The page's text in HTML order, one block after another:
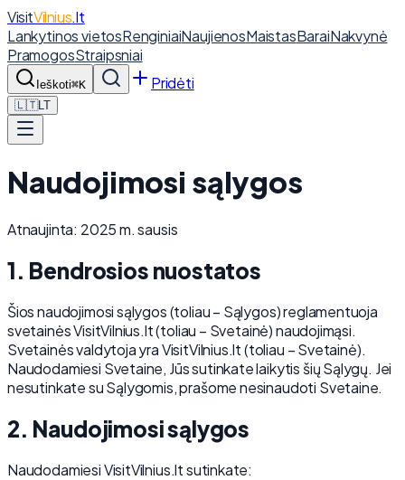
VisitVilnius.lt
Lankytinos vietosRenginiaiNaujienosMaistasBaraiNakvynė
PramogosStraipsniai
Ieškoti⌘K Pridėti
🇱🇹LT
Naudojimosi sąlygos
Atnaujinta: 2025 m. sausis
1. Bendrosios nuostatos
Šios naudojimosi sąlygos (toliau – Sąlygos) reglamentuoja
svetainės VisitVilnius.lt (toliau – Svetainė) naudojimąsi.
Svetainės valdytoja yra VisitVilnius.lt (toliau – Svetainė).
Naudodamiesi Svetaine, Jūs sutinkate laikytis šių Sąlygų. Jei
nesutinkate su Sąlygomis, prašome nesinaudoti Svetaine.
2. Naudojimosi sąlygos
Naudodamiesi VisitVilnius.lt sutinkate: